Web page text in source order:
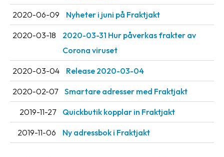
Integritet
Förbjudet
och
farligt
innehåll
2020-06-09 Nyheter i juni på Fraktjakt
2020-03-18
2020-03-31 Hur påverkas frakter av
Corona viruset
2020-03-04 Release 2020-03-04
2020-02-07 Smartare adresser med Fraktjakt
2019-11-27 Quickbutik kopplar in Fraktjakt
2019-11-06 Ny adressbok i Fraktjakt